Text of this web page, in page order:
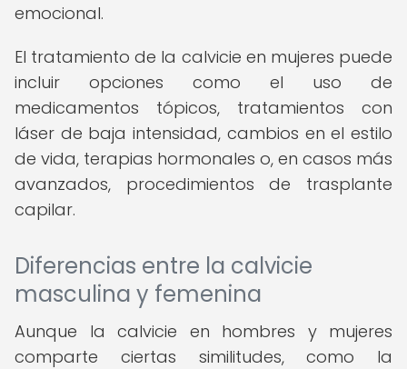
emocional.
El tratamiento de la calvicie en mujeres puede
incluir opciones como el uso de
medicamentos tópicos, tratamientos con
láser de baja intensidad, cambios en el estilo
de vida, terapias hormonales o, en casos más
avanzados, procedimientos de trasplante
capilar.
Diferencias entre la calvicie
masculina y femenina
Aunque la calvicie en hombres y mujeres
comparte ciertas similitudes, como la